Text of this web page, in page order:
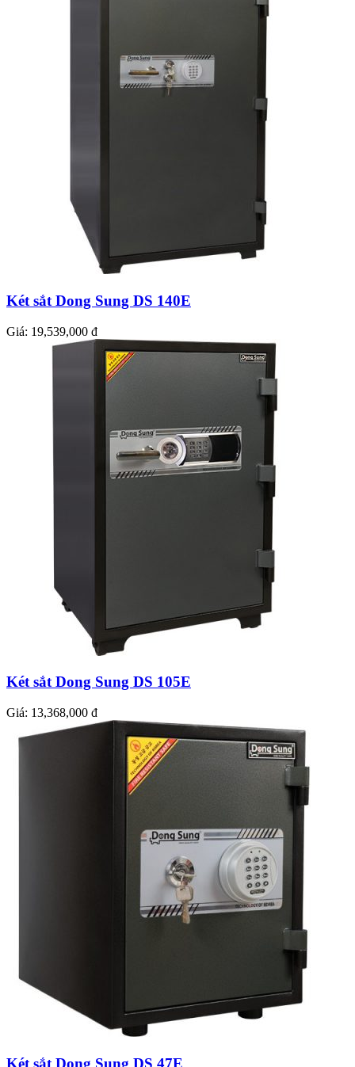
Két sắt Dong Sung DS 140E
Giá: 19,539,000 đ
Két sắt Dong Sung DS 105E
Giá: 13,368,000 đ
Két sắt Dong Sung DS 47E